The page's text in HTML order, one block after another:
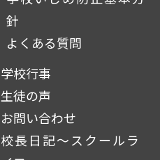
針
よくある質問
学校行事
生徒の声
お問い合わせ
校長日記～スクールラ